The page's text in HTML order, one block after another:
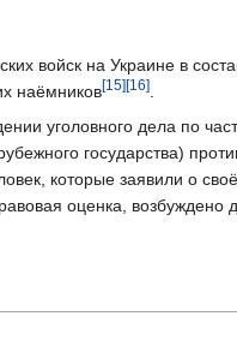
войск на Украине в
наёмников[15][16]
уголовного дела по
государства)
которые заявили о
оценка, возбуждено